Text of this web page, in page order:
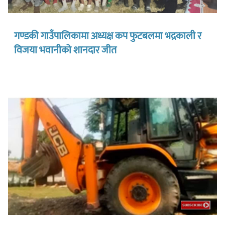
गण्डकी गाउँपालिकामा अध्यक्ष कप फुटबलमा भद्रकाली र
विजया भवानीको शानदार जीत